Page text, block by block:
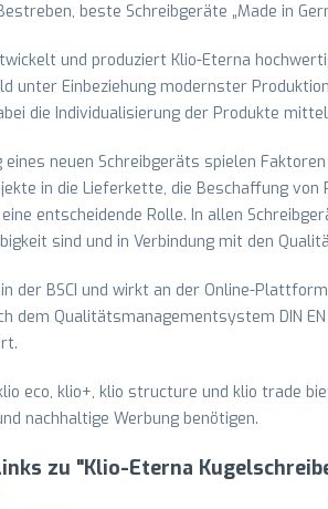
beste Schreibgeräte „Made in
und produziert Klio-Eterna
unter Einbeziehung modernster
die Individualisierung der Produkte
eines neuen Schreibgeräts spielen
in die Lieferkette, die Beschaffung
entscheidende Rolle. In allen
sind und in Verbindung mit den
der BSCI und wirkt an der Online-Plattform
dem Qualitätsmanagementsystem DIN
eco, klio+, klio structure und klio trade
nachhaltige Werbung benötigen.
zu "Klio-Eterna